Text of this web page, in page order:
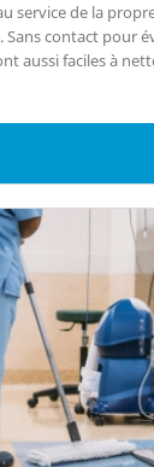
service de la
Sans contact pour
aussi faciles à